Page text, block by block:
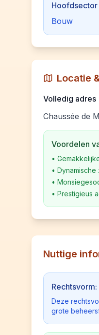
Hoofdsector
Bouw
Locatie
Volledig adres
Chaussée de
Voordelen
•
• Dynamische
•
• Prestigieus
Nuttige
Rechtsvorm:
Deze
grote